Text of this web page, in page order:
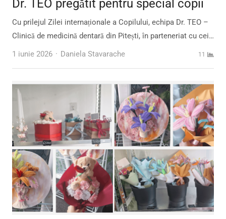
Dr. TEO pregătit pentru special copii
Cu prilejul Zilei internaționale a Copilului, echipa Dr. TEO –
Clinică de medicină dentară din Pitești, în parteneriat cu cei…
1 iunie 2026
Author
Daniela Stavarache 11